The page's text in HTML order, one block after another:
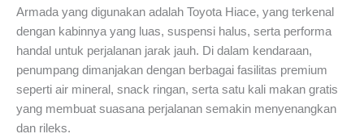
Armada yang digunakan adalah Toyota Hiace, yang terkenal
dengan kabinnya yang luas, suspensi halus, serta performa
handal untuk perjalanan jarak jauh. Di dalam kendaraan,
penumpang dimanjakan dengan berbagai fasilitas premium
seperti air mineral, snack ringan, serta satu kali makan gratis
yang membuat suasana perjalanan semakin menyenangkan
dan rileks.